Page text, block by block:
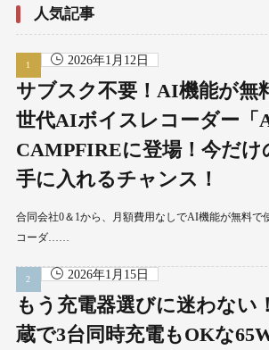
人気記事
2026年1月12日
サブスク不要！AI機能が無
世代AIボイスレコーダー「
CAMPFIREに登場！今だけ
手に入れるチャンス！
合同会社0＆1から、月額費用なしでAI機能が無料で
コーダ……
2026年1月15日
もう充電器選びに迷わない
蔵で3台同時充電もOKな